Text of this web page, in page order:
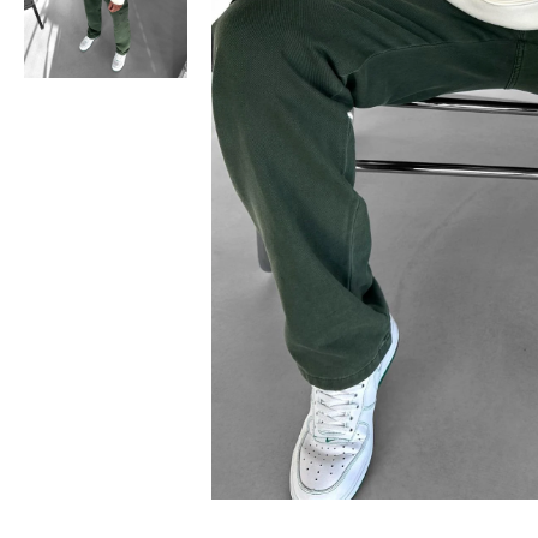
Bisiklet Yaka T-Shirt
Pamuklu T-Shirt
Spor Atleti
Sweatshirt
Hoodie / Kapüşonlu
Hırka
Kazak